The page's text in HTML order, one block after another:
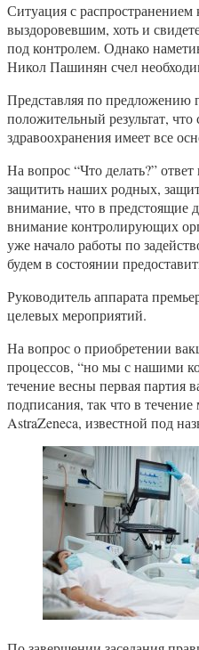
Ситуация с
выздоровевшим, хоть и
под контролем. Однако
Никол Пашинян счел
Представляя по предложению
положительный результат,
здравоохранения имеет все
На вопрос “Что делать?”
защитить наших родных,
внимание, что в предстоящие
внимание контролирующих
уже начало работы по
будем в состоянии
Руководитель аппарата
целевых мероприятий.
На вопрос о приобретении
процессов, “но мы с нашими
течение весны первая партия
подписания, так что в
AstraZeneca, известной под